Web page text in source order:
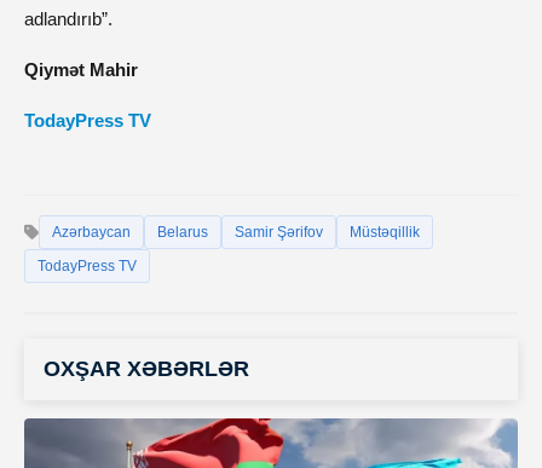
adlandırıb”.
Qiymət Mahir
TodayPress TV
Azərbaycan Belarus Samir Şərifov
Müstəqillik
TodayPress TV
OXŞAR XƏBƏRLƏR